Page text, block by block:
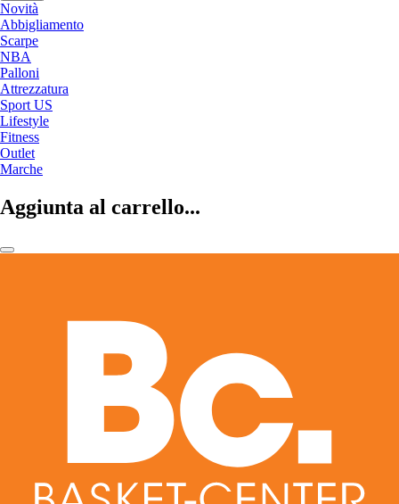
Novità
Abbigliamento
Scarpe
NBA
Palloni
Attrezzatura
Sport US
Lifestyle
Fitness
Outlet
Marche
Aggiunta al carrello...